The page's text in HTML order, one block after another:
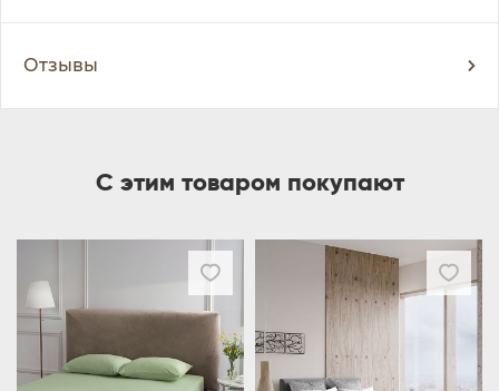
Отзывы
С этим товаром покупают